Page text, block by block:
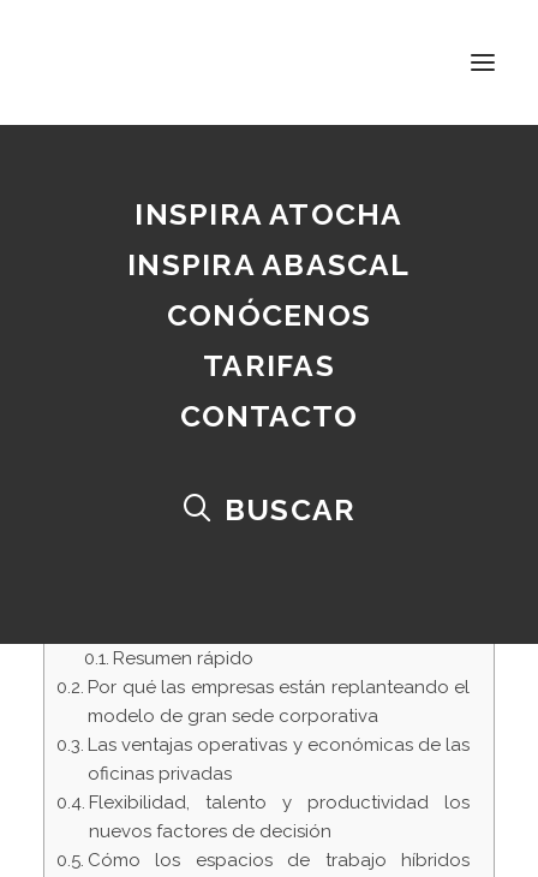
INSPIRA ATOCHA
INSPIRA ABASCAL
CONÓCENOS
TARIFAS
CONTACTO
BUSCAR
oficinas privadas
frente a grandes
sedes corporativas
EN
Resumen rápido
Por qué las empresas están replanteando el
modelo de gran sede corporativa
Las ventajas operativas y económicas de las
oficinas privadas
Flexibilidad, talento y productividad los
nuevos factores de decisión
Cómo los espacios de trabajo híbridos